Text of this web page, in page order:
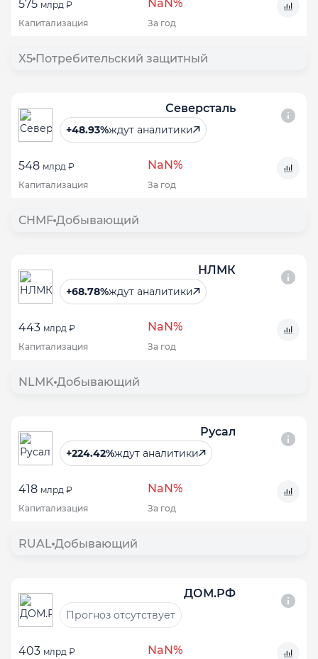
575 млрд ₽ NaN%
Капитализация За год
X5 Потребительский защитный
Северсталь
+48.93%ждут аналитики
548 млрд ₽ NaN%
Капитализация За год
CHMF Добывающий
НЛМК
+68.78%ждут аналитики
443 млрд ₽ NaN%
Капитализация За год
NLMK Добывающий
Русал
+224.42%ждут аналитики
418 млрд ₽ NaN%
Капитализация За год
RUAL Добывающий
ДОМ.РФ
Прогноз отсутствует
403 млрд ₽ NaN%